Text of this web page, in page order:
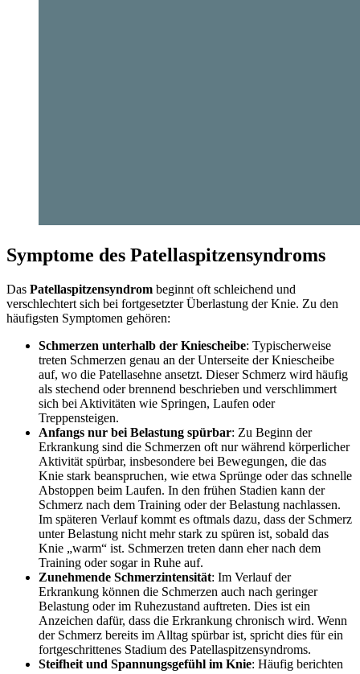
Symptome des Patellaspitzensyndroms
Das Patellaspitzensyndrom beginnt oft schleichend und
verschlechtert sich bei fortgesetzter Überlastung der Knie. Zu den
häufigsten Symptomen gehören:
Schmerzen unterhalb der Kniescheibe: Typischerweise
treten Schmerzen genau an der Unterseite der Kniescheibe
auf, wo die Patellasehne ansetzt. Dieser Schmerz wird häufig
als stechend oder brennend beschrieben und verschlimmert
sich bei Aktivitäten wie Springen, Laufen oder
Treppensteigen.
Anfangs nur bei Belastung spürbar: Zu Beginn der
Erkrankung sind die Schmerzen oft nur während körperlicher
Aktivität spürbar, insbesondere bei Bewegungen, die das
Knie stark beanspruchen, wie etwa Sprünge oder das schnelle
Abstoppen beim Laufen. In den frühen Stadien kann der
Schmerz nach dem Training oder der Belastung nachlassen.
Im späteren Verlauf kommt es oftmals dazu, dass der Schmerz
unter Belastung nicht mehr stark zu spüren ist, sobald das
Knie „warm“ ist. Schmerzen treten dann eher nach dem
Training oder sogar in Ruhe auf.
Zunehmende Schmerzintensität: Im Verlauf der
Erkrankung können die Schmerzen auch nach geringer
Belastung oder im Ruhezustand auftreten. Dies ist ein
Anzeichen dafür, dass die Erkrankung chronisch wird. Wenn
der Schmerz bereits im Alltag spürbar ist, spricht dies für ein
fortgeschrittenes Stadium des Patellaspitzensyndroms.
Steifheit und Spannungsgefühl im Knie: Häufig berichten